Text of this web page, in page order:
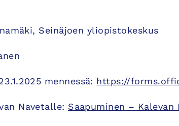
Seinäjoen yliopistokeskus
mennessä: https://
Navetalle: Saapuminen – Kalevan